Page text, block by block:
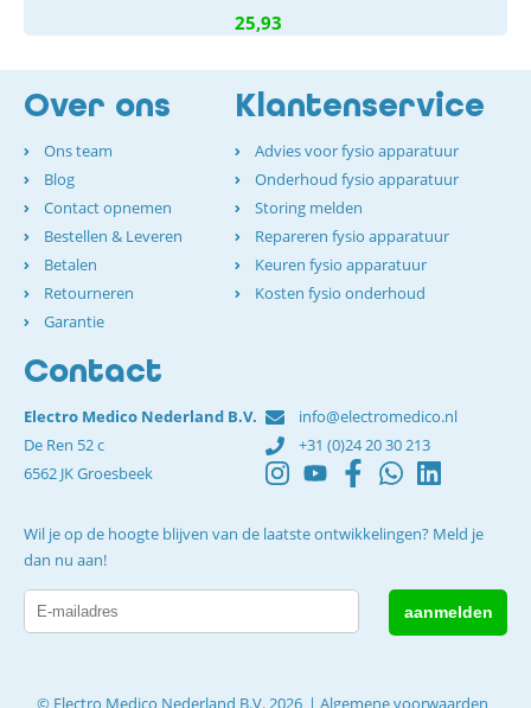
25,93
Over ons
Ons team
Blog
Contact opnemen
Bestellen & Leveren
Betalen
Retourneren
Garantie
Klantenservice
Advies voor fysio apparatuur
Onderhoud fysio apparatuur
Storing melden
Repareren fysio apparatuur
Keuren fysio apparatuur
Kosten fysio onderhoud
Contact
Electro Medico Nederland B.V.
De Ren 52 c
6562 JK Groesbeek
info@electromedico.nl
+31 (0)24 20 30 213
Wil je op de hoogte blijven van de laatste ontwikkelingen? Meld je
dan nu aan!
© Electro Medico Nederland B.V. 2026 Algemene voorwaarden